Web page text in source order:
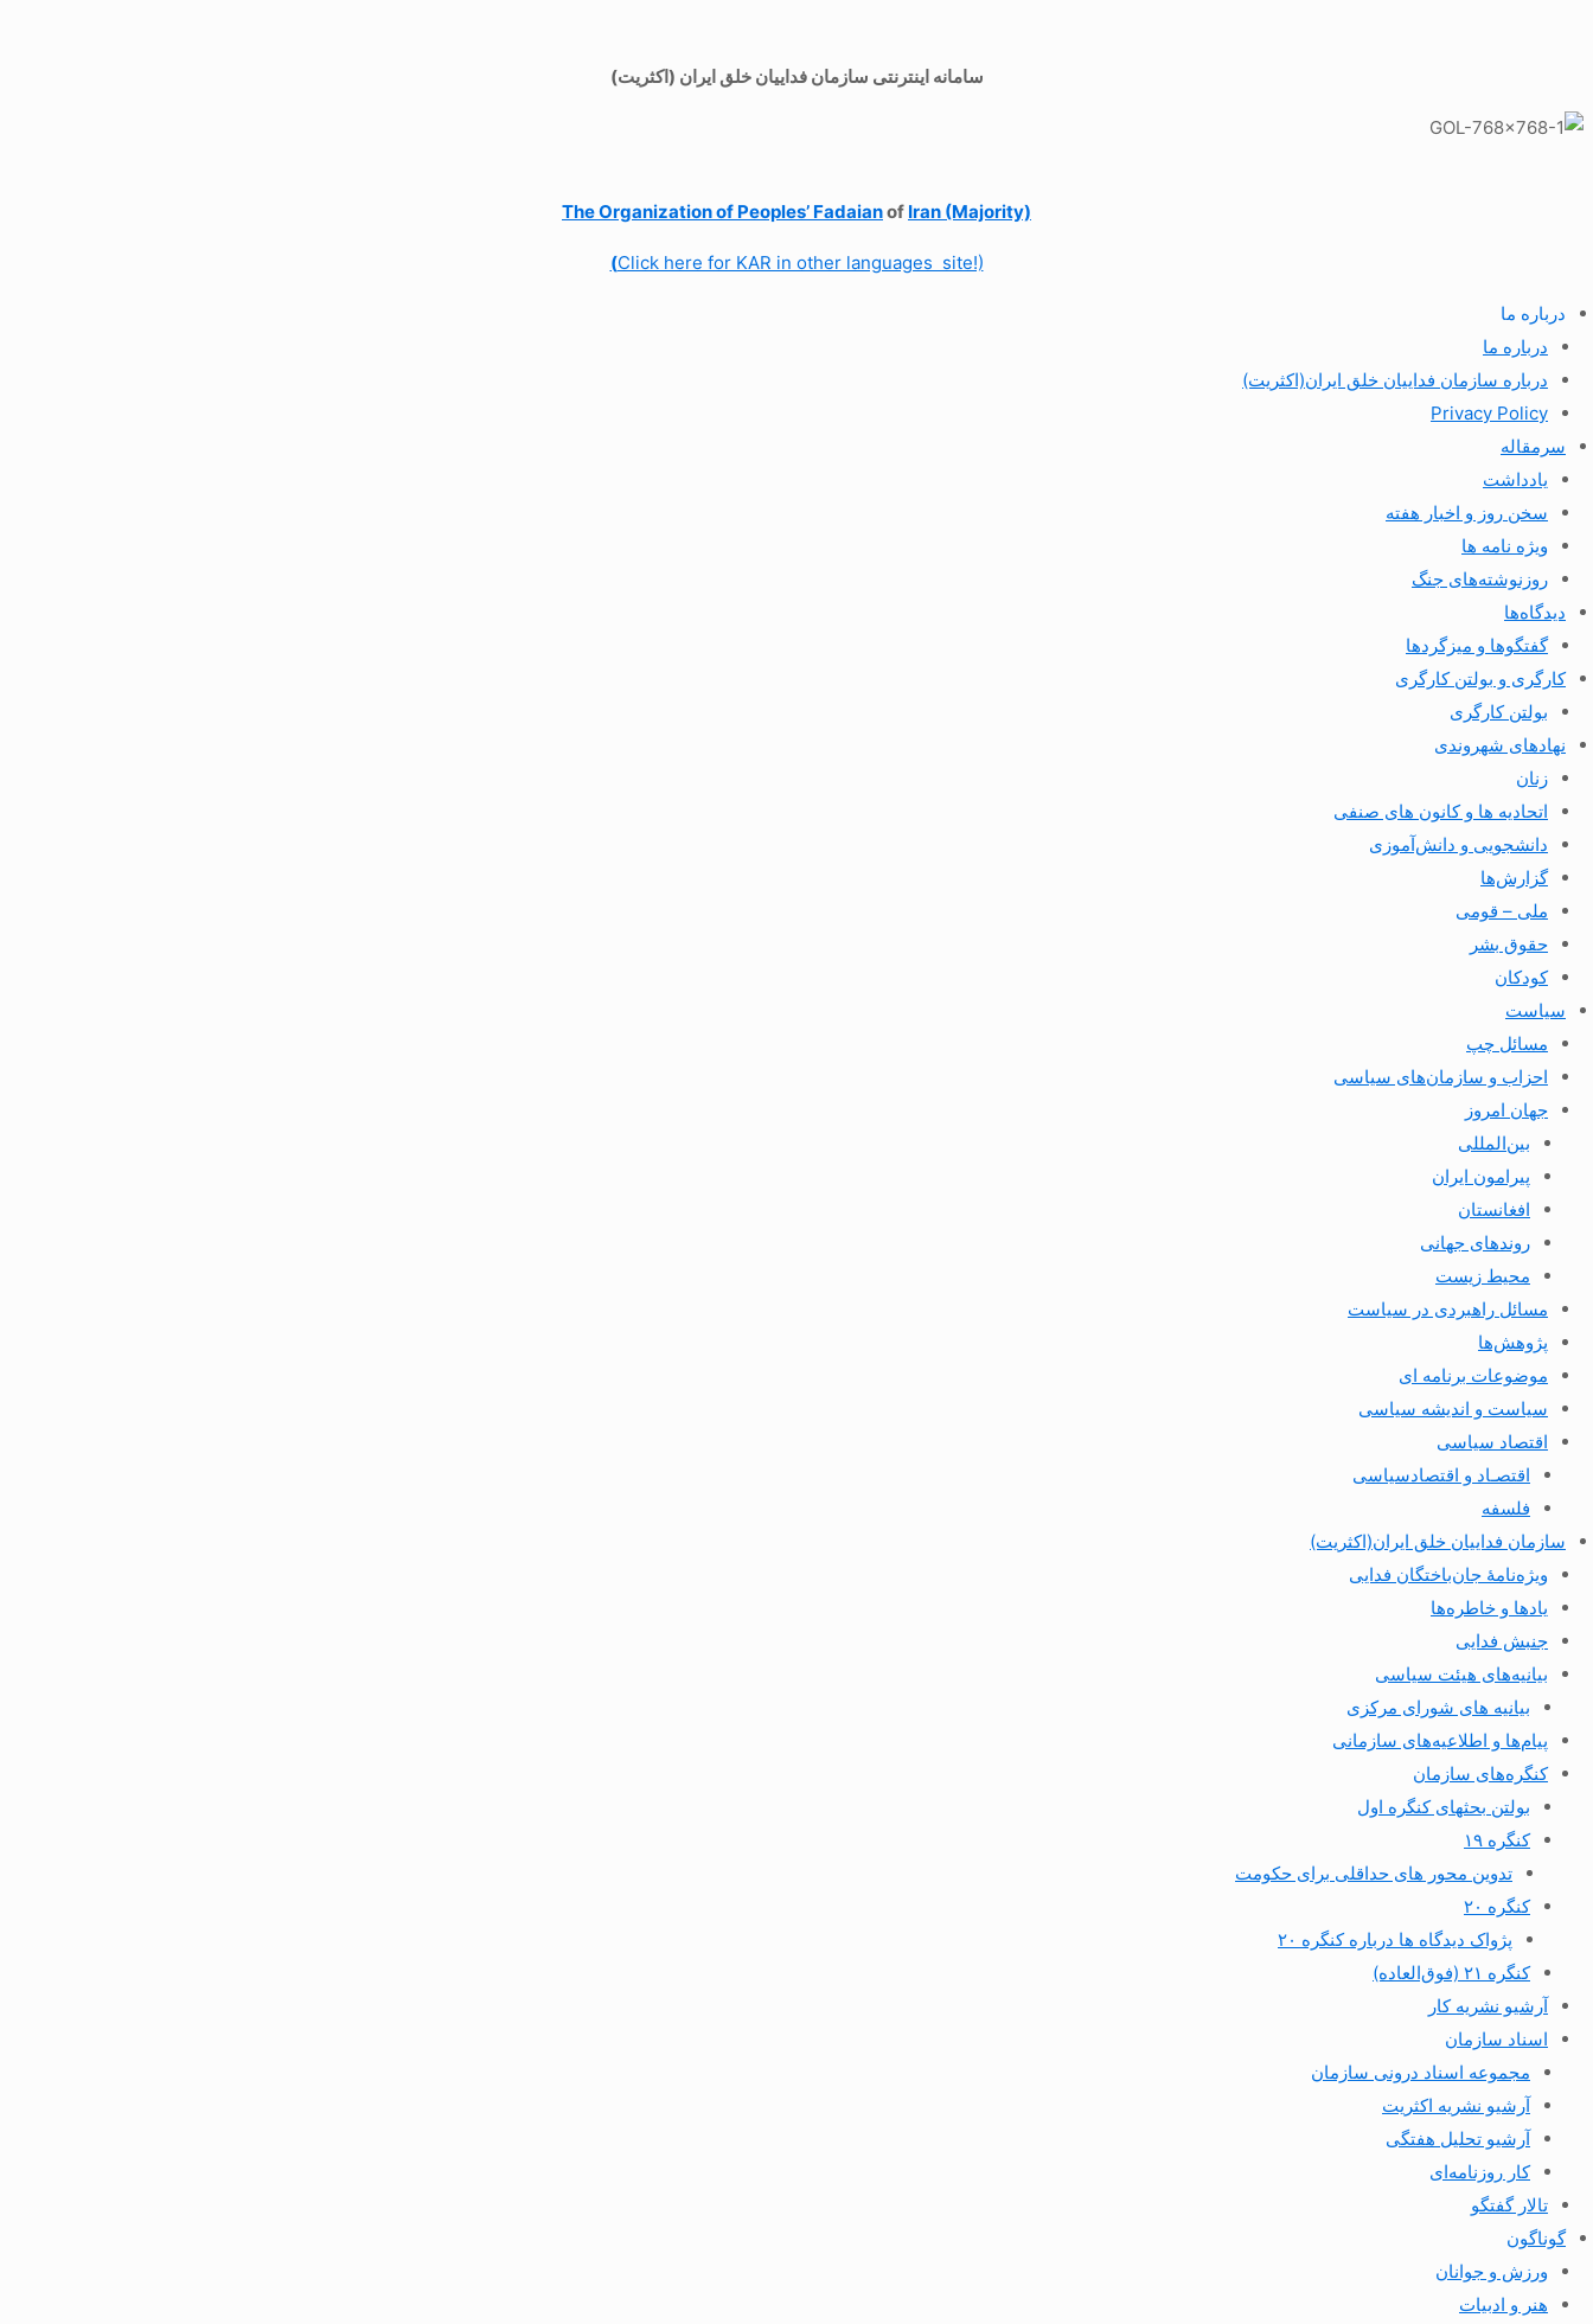
سامانه اینترنتی سازمان فداییان خلق ایران (اکثریت)
The Organization of Peoples’ Fadaianof Iran (Majority)
(Click here for KAR in other languages site!)
درباره ما
درباره ما
درباره سازمان فداییان خلق ایران(اکثریت)
Privacy Policy
سرمقاله
یادداشت
سخن روز و اخبار هفته
ویژه نامه ها
روزنوشته‌های جنگ
دیدگاه‌ها
گفتگوها و میزگردها
کارگری و بولتن کارگری
بولتن کارگری
نهادهای شهروندی
زنان
اتحادیه ها و کانون های صنفی
دانشجویی و دانش‌آموزی
گزارش‌ها
ملی – قومی
حقوق بشر
کودکان
سیاست
مسائل چپ
احزاب و سازمان‌های سیاسی
جهان امروز
بین‌المللی
پیرامون ایران
افغانستان
روندهای جهانی
محیط زیست
مسائل راهبردی در سیاست
پژوهش‌ها
موضوعات برنامه ای
سیاست و اندیشه سیاسی
اقتصاد سیاسی
اقتصـاد و اقتصاد‌سیاسی
فلسفه
سازمان فداییان خلق ایران(اکثریت)
ویژه‌نامهٔ جان‌باختگان فدایی
یادها و خاطره‌ها
جنبش فدایی
بیانیه‌های هیئت سیاسی
بیانیه های شورای مرکزی
پیام‌ها و اطلاعیه‌های سازمانی
کنگره‌های سازمان
بولتن بحثهای کنگره اول
کنگره ۱۹
تدوین محور های حداقلی برای حکومت
کنگره ۲۰
پژواک دیدگاه ها درباره کنگره ۲۰
کنگره ۲۱ (فوق‌العاده)
آرشیو نشریه کار
اسناد سازمان
مجموعه اسناد درونی سازمان
آرشیو نشریه اکثریت
آرشیو تحلیل هفتگی
کار روزنامه‌ای
تالار گفتگو
گوناگون
ورزش و جوانان
هنر و ادبیات